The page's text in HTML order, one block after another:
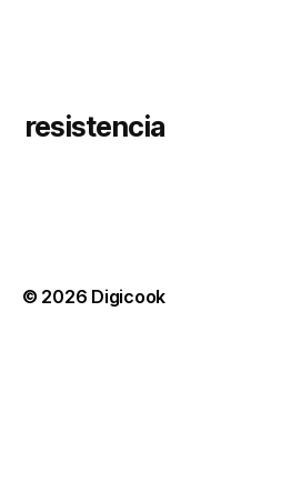
resistencia
© 2026 Digicook